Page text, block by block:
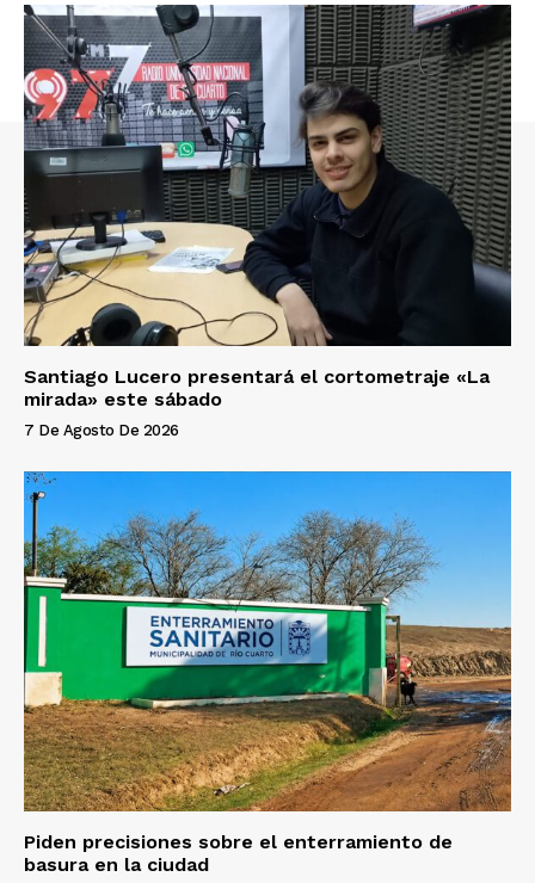
Santiago Lucero presentará el cortometraje «La
mirada» este sábado
7 De Agosto De 2026
Piden precisiones sobre el enterramiento de
basura en la ciudad